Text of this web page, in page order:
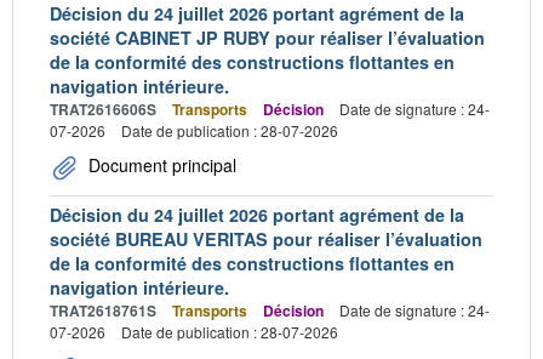
Décision du 24 juillet 2026 portant agrément de la
société CABINET JP RUBY pour réaliser l’évaluation
de la conformité des constructions flottantes en
navigation intérieure.
TRAT2616606S Transports Décision
Date de signature : 24-
07-2026
Date de publication : 28-07-2026
Document principal
Décision du 24 juillet 2026 portant agrément de la
société BUREAU VERITAS pour réaliser l’évaluation
de la conformité des constructions flottantes en
navigation intérieure.
TRAT2618761S Transports Décision
Date de signature : 24-
07-2026
Date de publication : 28-07-2026